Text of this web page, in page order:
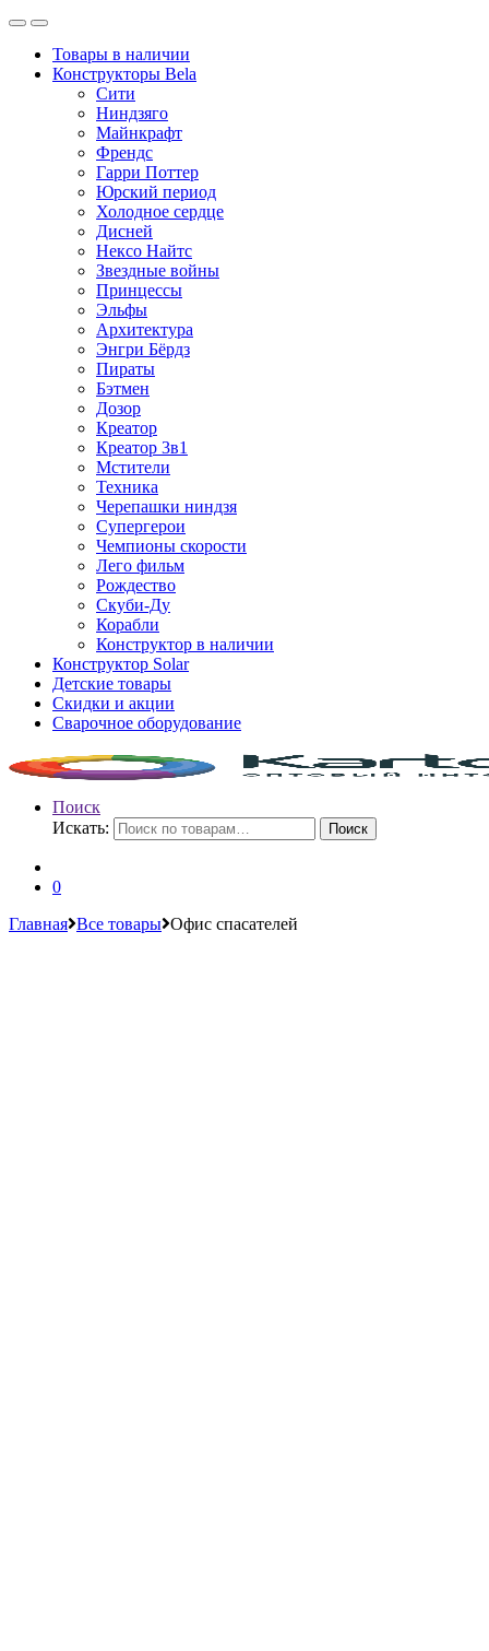
Товары в наличии
Конструкторы Bela
Сити
Ниндзяго
Майнкрафт
Френдс
Гарри Поттер
Юрский период
Холодное сердце
Дисней
Нексо Найтс
Звездные войны
Принцессы
Эльфы
Архитектура
Энгри Бёрдз
Пираты
Бэтмен
Дозор
Креатор
Креатор 3в1
Мстители
Техника
Черепашки ниндзя
Супергерои
Чемпионы скорости
Лего фильм
Рождество
Скуби-Ду
Корабли
Конструктор в наличии
Конструктор Solar
Детские товары
Скидки и акции
Сварочное оборудование
Поиск
Искать:
Поиск
0
Главная Все товары Офис спасателей